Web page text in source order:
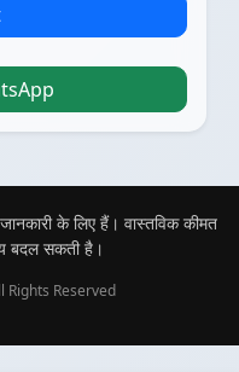
के लिए हैं। वास्तविक कीमत
बदल सकती है।
Reserved